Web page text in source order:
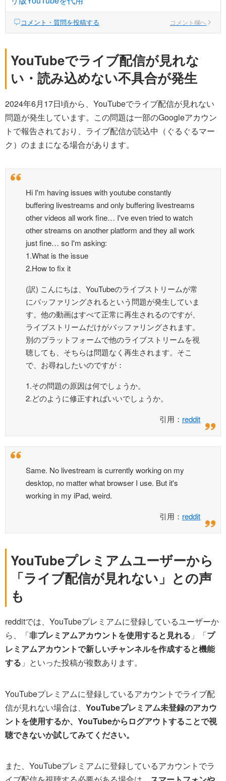
コメント・質問を投稿する コメント欄へ
YouTubeでライブ配信が見れな
い・読み込めない不具合が発生
2024年6月17日頃から、YouTubeでライブ配信が見れない
問題が発生しています。この問題は一部のGoogleアカウン
トで報告されており、ライブ配信が読込中（ぐるぐるマー
ク）のままになる場合があります。
Hi I'm having issues with youtube constantly
buffering livestreams and only buffering livestreams
other videos all work fine… I've even tried to watch
other streams on another platform and they all work
just fine… so I'm asking:
1.What is the issue
2.How to fix it
(訳) こんにちは、YouTubeのライブストリームが常
にバッファリングされるという問題が発生していま
す。他の動画はすべて正常に再生されるのですが、
ライブストリームだけがバッファリングされます。
別のプラットフォームで他のライブストリームを視
聴しても、そちらは問題なく再生されます。そこ
で、お尋ねしたいのですが：
1.その問題の原因は何でしょうか。
2.どのように修正すればいいでしょうか。
引用： reddit
Same. No livestream is currently working on my
desktop, no matter what browser I use. But it's
working in my iPad, weird.
引用： reddit
YouTubeプレミアムユーザーから
「ライブ配信が見れない」との声
も
redditでは、YouTubeプレミアムに登録しているユーザーか
ら、「非プレミアムアカウントを使用すると見れる 」「プ
レミアムアカウントで新しいチャンネルを作成すると機能
する 」といった投稿が複数あります。
YouTubeプレミアムに登録しているアカウントでライブ配
信が見れない場合は、 YouTubeプレミアム未登録のアカウ
ントを使用するか、YouTubeからログアウトすることで視
聴できないか試してみてください。
また、YouTubeプレミアムに登録しているアカウントでラ